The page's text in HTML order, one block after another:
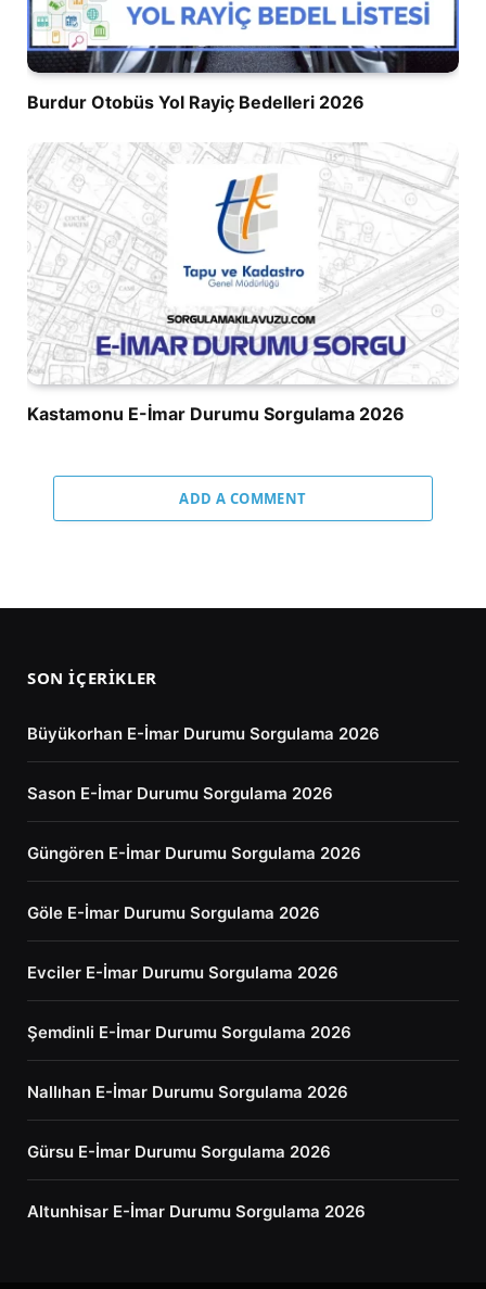
Burdur Otobüs Yol Rayiç Bedelleri 2026
Kastamonu E-İmar Durumu Sorgulama 2026
ADD A COMMENT
SON İÇERIKLER
Büyükorhan E-İmar Durumu Sorgulama 2026
Sason E-İmar Durumu Sorgulama 2026
Güngören E-İmar Durumu Sorgulama 2026
Göle E-İmar Durumu Sorgulama 2026
Evciler E-İmar Durumu Sorgulama 2026
Şemdinli E-İmar Durumu Sorgulama 2026
Nallıhan E-İmar Durumu Sorgulama 2026
Gürsu E-İmar Durumu Sorgulama 2026
Altunhisar E-İmar Durumu Sorgulama 2026